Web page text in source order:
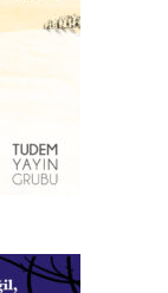
Aşçılar